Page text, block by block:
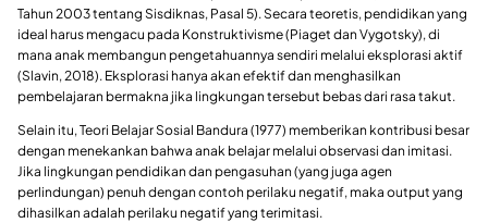
Tahun 2003 tentang Sisdiknas, Pasal 5). Secara teoretis, pendidikan yang
ideal harus mengacu pada Konstruktivisme (Piaget dan Vygotsky), di
mana anak membangun pengetahuannya sendiri melalui eksplorasi aktif
(Slavin, 2018). Eksplorasi hanya akan efektif dan menghasilkan
pembelajaran bermakna jika lingkungan tersebut bebas dari rasa takut.
Selain itu, Teori Belajar Sosial Bandura (1977) memberikan kontribusi besar
dengan menekankan bahwa anak belajar melalui observasi dan imitasi.
Jika lingkungan pendidikan dan pengasuhan (yang juga agen
perlindungan) penuh dengan contoh perilaku negatif, maka output yang
dihasilkan adalah perilaku negatif yang terimitasi.